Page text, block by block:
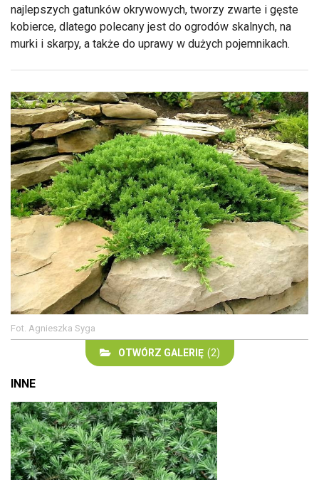
najlepszych gatunków okrywowych, tworzy zwarte i gęste
kobierce, dlatego polecany jest do ogrodów skalnych, na
murki i skarpy, a także do uprawy w dużych pojemnikach.
Fot. Agnieszka Syga
OTWÓRZ GALERIĘ (2)
INNE